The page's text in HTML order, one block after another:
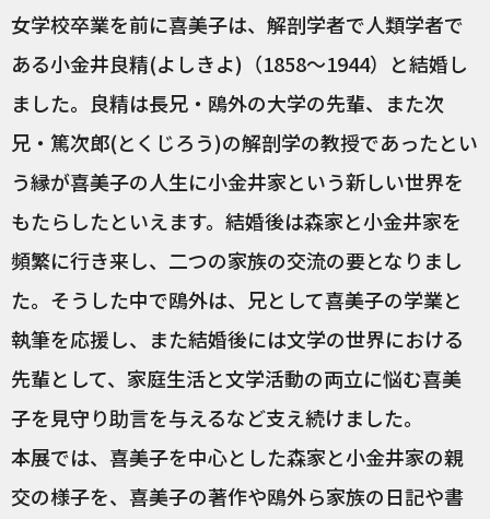
女学校卒業を前に喜美子は、解剖学者で人類学者で
ある小金井良精(よしきよ)（1858～1944）と結婚し
ました。良精は長兄・鴎外の大学の先輩、また次
兄・篤次郎(とくじろう)の解剖学の教授であったとい
う縁が喜美子の人生に小金井家という新しい世界を
もたらしたといえます。結婚後は森家と小金井家を
頻繁に行き来し、二つの家族の交流の要となりまし
た。そうした中で鴎外は、兄として喜美子の学業と
執筆を応援し、また結婚後には文学の世界における
先輩として、家庭生活と文学活動の両立に悩む喜美
子を見守り助言を与えるなど支え続けました。
本展では、喜美子を中心とした森家と小金井家の親
交の様子を、喜美子の著作や鴎外ら家族の日記や書